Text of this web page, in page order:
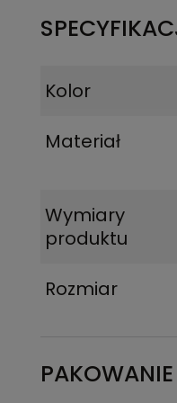
Kolor
Materiał
Wymiary
produktu
Rozmiar
PAKOWANIE